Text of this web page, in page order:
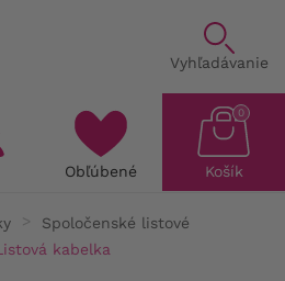
Vyhľadávanie
Obľúbené Košík
0
Spoločenské listové
kabelka